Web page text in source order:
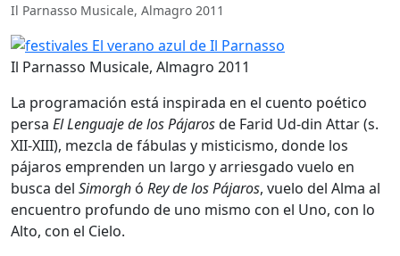
Il Parnasso Musicale, Almagro 2011
Il Parnasso Musicale, Almagro 2011
La programación está inspirada en el cuento poético
persa El Lenguaje de los Pájarosde Farid Ud-din Attar (s.
XII-XIII), mezcla de fábulas y misticismo, donde los
pájaros emprenden un largo y arriesgado vuelo en
busca del Simorgh ó Rey de los Pájaros, vuelo del Alma al
encuentro profundo de uno mismo con el Uno, con lo
Alto, con el Cielo.